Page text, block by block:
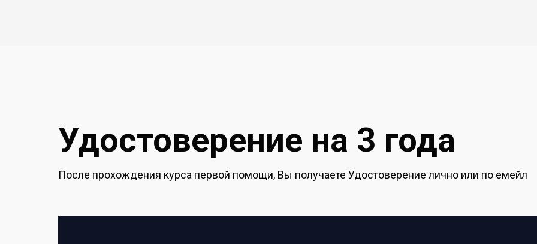
Удостоверение на 3 года
После прохождения курса первой помощи, Вы получаете Удостоверение лично или по емейл